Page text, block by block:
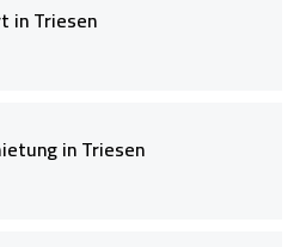
in Triesen
in Triesen